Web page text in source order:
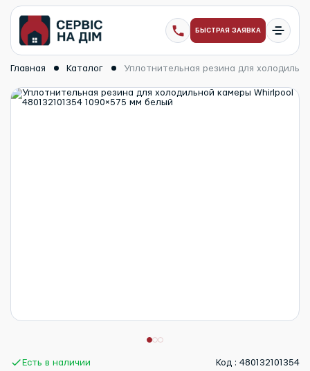
БЫСТРАЯ ЗАЯВКА
Главная Каталог Уплотнительная резина для
Есть в наличии Код : 480132101354